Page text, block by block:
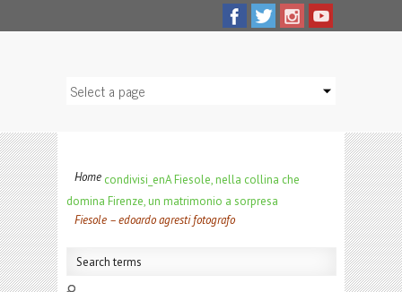
Home condivisi_enA Fiesole, nella collina che
domina Firenze, un matrimonio a sorpresa
Fiesole – edoardo agresti fotografo